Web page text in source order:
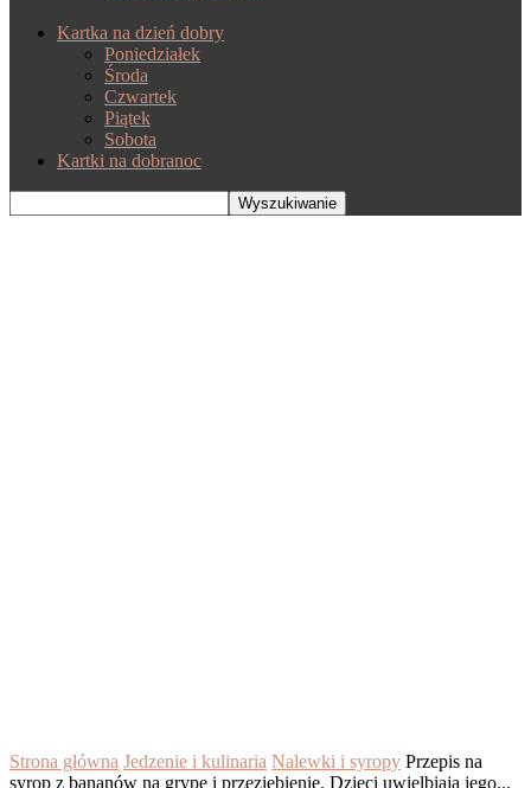
Kartka na dzień dobry
Poniedziałek
Środa
Czwartek
Piątek
Sobota
Kartki na dobranoc
Strona główna Jedzenie i kulinaria Nalewki i syropy Przepis na
syrop z bananów na grypę i przeziębienie. Dzieci uwielbiają jego...